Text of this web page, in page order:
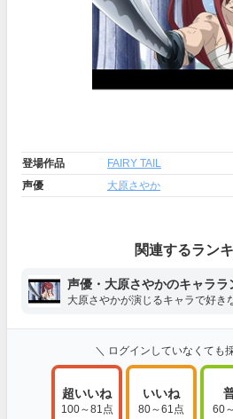
登場作品
FAIRY TAIL
声優
大原さやか
関連するラン
声優・大原さやかのキャララ
大原さやかが演じるキャラで好き
＼ ログインしていなくても
超いいね
100～81点
いいね
80～61点 60